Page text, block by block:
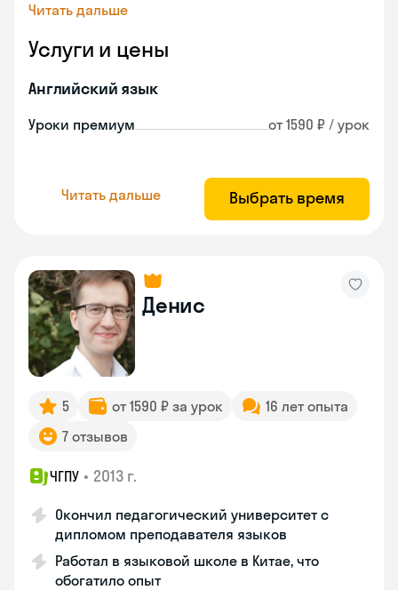
Читать дальше
Услуги и цены
Английский язык
Уроки премиум от 1590 ₽ / урок
Читать дальше Выбрать время
Денис
5 от 1590 ₽ за урок
16 лет опыта
7 отзывов
ЧГПУ • 2013 г.
Окончил педагогический университет с
дипломом преподавателя языков
Работал в языковой школе в Китае, что
обогатило опыт